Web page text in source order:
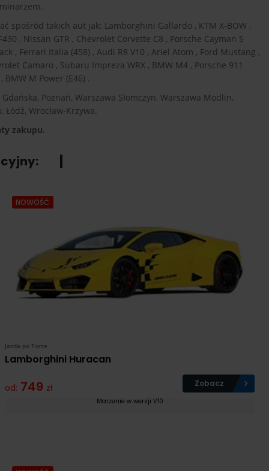
spośród takich aut jak: Lamborghini Gallardo , KTM X-BOW ,
, Nissan GTR , Chevrolet Corvette C8 , Porsche Cayman S
, Ferrari Italia (458) , Audi R8 V10 , Ariel Atom , Ford Mustang ,
Camaro , Subaru Impreza WRX , BMW M4 , Porsche 911
M Power (E46) .
Poznań, Warszawa Słomczyn, Warszawa Modlin,
Łódź, Wrocław-Krzywa.
zakupu.
NOWOŚĆ
Jazda po Torze
Lamborghini Huracan
od: 749 zł Zobacz
Marzenie w wersji V10